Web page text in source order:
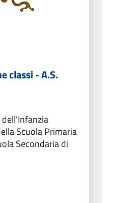
classi - A.S.
Scuola Primaria
Secondaria di